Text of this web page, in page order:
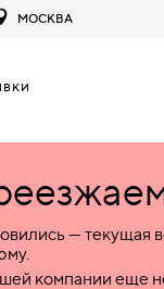
МОСКВА
— текущая
компании еще